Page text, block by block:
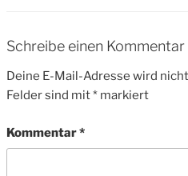
Schreibe einen Kommentar
Deine E-Mail-Adresse wird
Felder sind mit* markiert
Kommentar*